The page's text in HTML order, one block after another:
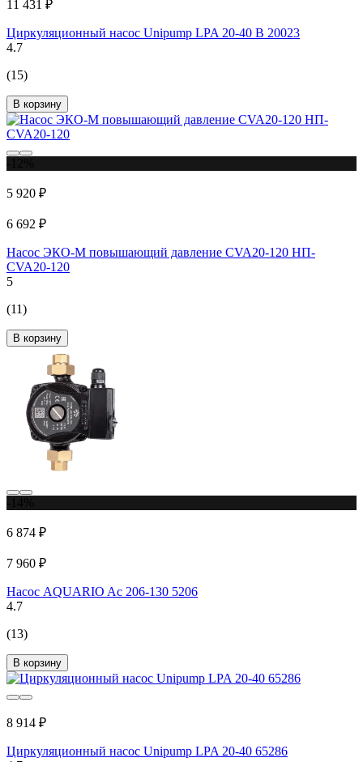
11 431 ₽
Циркуляционный насос Unipump LPA 20-40 В 20023
4.7
(15)
В корзину
5 920 ₽
6 692 ₽
Насос ЭКО-М повышающий давление CVA20-120 НП-
CVA20-120
5
(11)
В корзину
6 874 ₽
7 960 ₽
Насос AQUARIO Ac 206-130 5206
4.7
(13)
В корзину
8 914 ₽
Циркуляционный насос Unipump LPA 20-40 65286